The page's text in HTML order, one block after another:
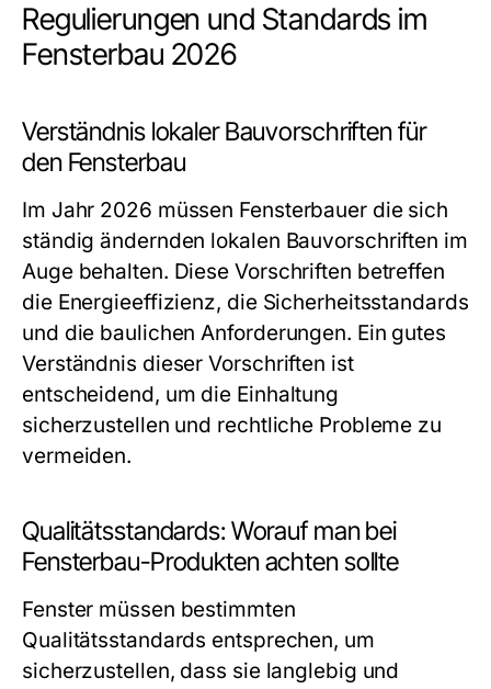
Regulierungen und Standards im
Fensterbau 2026
Verständnis lokaler Bauvorschriften für
den Fensterbau
Im Jahr 2026 müssen Fensterbauer die sich
ständig ändernden lokalen Bauvorschriften im
Auge behalten. Diese Vorschriften betreffen
die Energieeffizienz, die Sicherheitsstandards
und die baulichen Anforderungen. Ein gutes
Verständnis dieser Vorschriften ist
entscheidend, um die Einhaltung
sicherzustellen und rechtliche Probleme zu
vermeiden.
Qualitätsstandards: Worauf man bei
Fensterbau-Produkten achten sollte
Fenster müssen bestimmten
Qualitätsstandards entsprechen, um
sicherzustellen, dass sie langlebig und